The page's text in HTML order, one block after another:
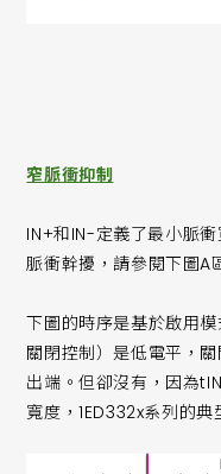
窄脈衝抑制
IN+和IN-定義了最小脈
脈衝幹擾，請參閱下圖A
下圖的時序是基於啟用
關閉控制）是低電平，
出端。但卻沒有，因為
寬度，1ED332x系列的